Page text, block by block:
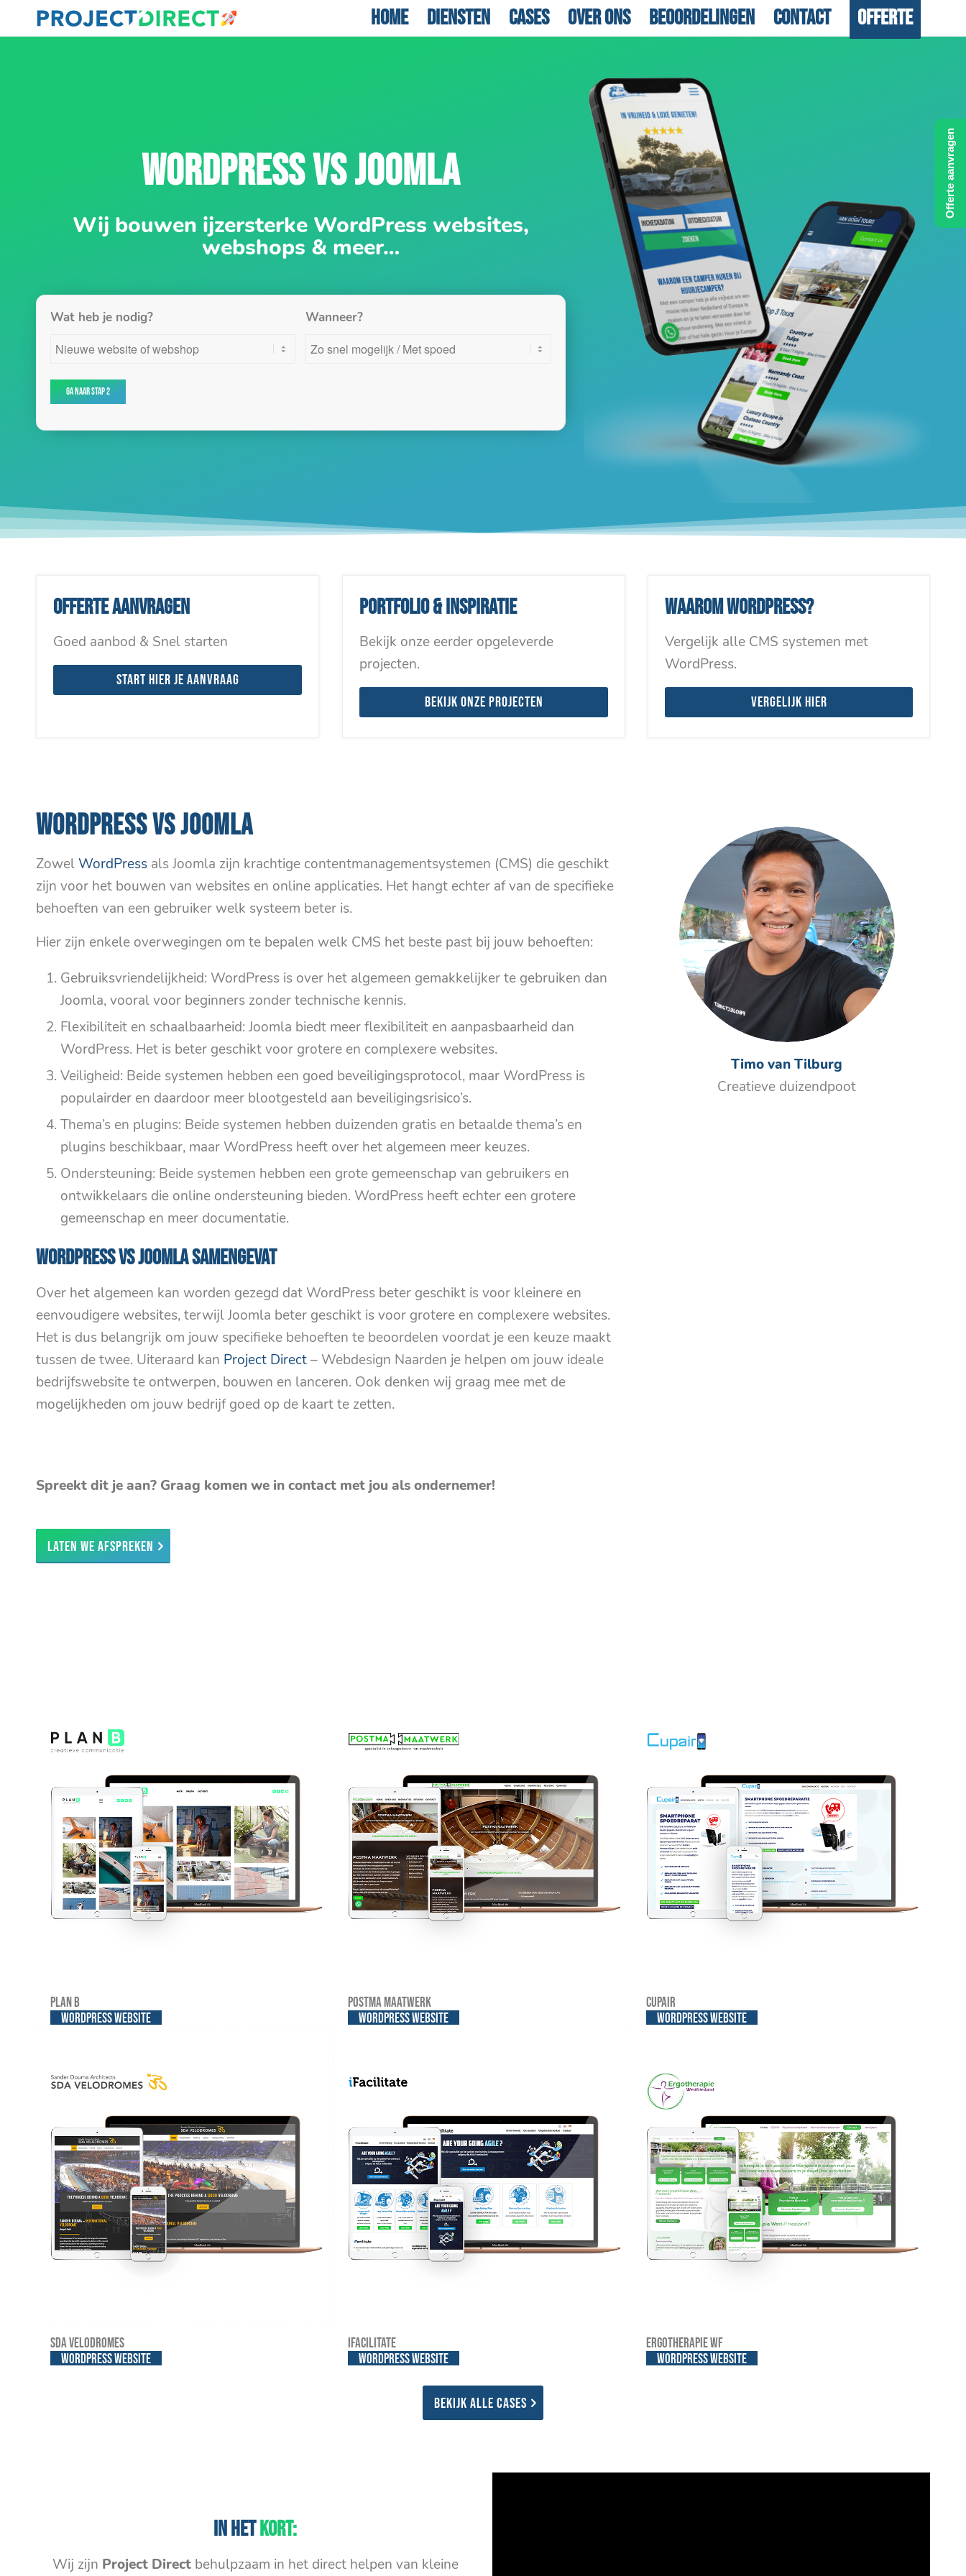
Home Diensten Cases Over ons Beoordelingen Contact Offerte
WORDPRESS VS JOOMLA
Wij bouwen ijzersterke WordPress websites,
webshops & meer…
Wat heb je nodig? Wanneer?
Offerte aanvragen
Goed aanbod & Snel starten
Start hier je aanvraag
Portfolio & inspiratie
Bekijk onze eerder opgeleverde
projecten.
Bekijk onze projecten
Waarom WordPress?
Vergelijk alle CMS systemen met
WordPress.
Vergelijk hier
WORDPRESS VS JOOMLA
ZowelWordPress als Joomla zijn krachtige contentmanagementsystemen (CMS) die geschikt
zijn voor het bouwen van websites en online applicaties. Het hangt echter af van de specifieke
behoeften van een gebruiker welk systeem beter is.
Hier zijn enkele overwegingen om te bepalen welk CMS het beste past bij jouw behoeften:
Gebruiksvriendelijkheid: WordPress is over het algemeen gemakkelijker te gebruiken dan
Joomla, vooral voor beginners zonder technische kennis.
Flexibiliteit en schaalbaarheid: Joomla biedt meer flexibiliteit en aanpasbaarheid dan
WordPress. Het is beter geschikt voor grotere en complexere websites.
Veiligheid: Beide systemen hebben een goed beveiligingsprotocol, maar WordPress is
populairder en daardoor meer blootgesteld aan beveiligingsrisico’s.
Thema’s en plugins: Beide systemen hebben duizenden gratis en betaalde thema’s en
plugins beschikbaar, maar WordPress heeft over het algemeen meer keuzes.
Ondersteuning: Beide systemen hebben een grote gemeenschap van gebruikers en
ontwikkelaars die online ondersteuning bieden. WordPress heeft echter een grotere
gemeenschap en meer documentatie.
WordPress VS Joomla samengevat
Over het algemeen kan worden gezegd dat WordPress beter geschikt is voor kleinere en
eenvoudigere websites, terwijl Joomla beter geschikt is voor grotere en complexere websites.
Het is dus belangrijk om jouw specifieke behoeften te beoordelen voordat je een keuze maakt
tussen de twee. Uiteraard kan Project Direct– Webdesign Naarden je helpen om jouw ideale
bedrijfswebsite te ontwerpen, bouwen en lanceren. Ook denken wij graag mee met de
mogelijkheden om jouw bedrijf goed op de kaart te zetten.
Timo van Tilburg
Creatieve duizendpoot
Spreekt dit je aan? Graag komen we in contact met jou als ondernemer!
Laten we afspreken
Plan B
WordPress website
Postma Maatwerk
WordPress website
Cupair
WordPress website
SDA Velodromes
WordPress website
iFacilitate
WordPress website
Ergotherapie WF
WordPress website
Bekijk alle cases
In hetkort:
Wij zijn Project Direct behulpzaam in het direct helpen van kleine
Offerte aanvragen